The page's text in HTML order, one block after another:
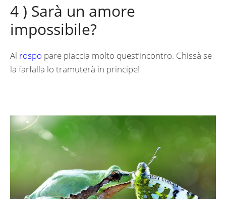
4 ) Sarà un amore
impossibile?
Al rospo pare piaccia molto quest’incontro. Chissà se
la farfalla lo tramuterà in principe!